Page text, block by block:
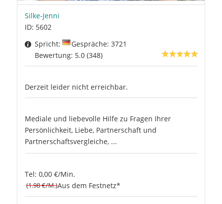
Silke-Jenni
ID: 5602
Spricht:
Gespräche: 3721
Bewertung: 5.0 (348)
Derzeit leider nicht erreichbar.
Mediale und liebevolle Hilfe zu Fragen Ihrer
Persönlichkeit, Liebe, Partnerschaft und
Partnerschaftsvergleiche, ...
Tel: 0,00 €/Min.
(1.98 €/M.)Aus dem Festnetz*